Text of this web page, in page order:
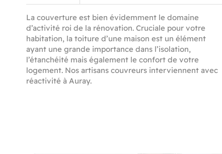
La couverture est bien évidemment le domaine
d’activité roi de la rénovation. Cruciale pour votre
habitation, la toiture d’une maison est un élément
ayant une grande importance dans l’isolation,
l’étanchéité mais également le confort de votre
logement. Nos artisans couvreurs interviennent avec
réactivité à Auray.